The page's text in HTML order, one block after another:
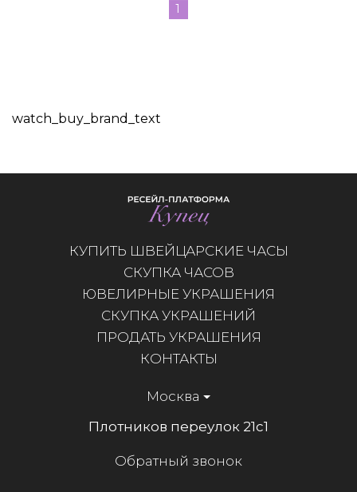
1
watch_buy_brand_text
КУПИТЬ ШВЕЙЦАРСКИЕ ЧАСЫ
СКУПКА ЧАСОВ
ЮВЕЛИРНЫЕ УКРАШЕНИЯ
СКУПКА УКРАШЕНИЙ
ПРОДАТЬ УКРАШЕНИЯ
КОНТАКТЫ
Москва
Плотников переулок 21с1
Обратный звонок